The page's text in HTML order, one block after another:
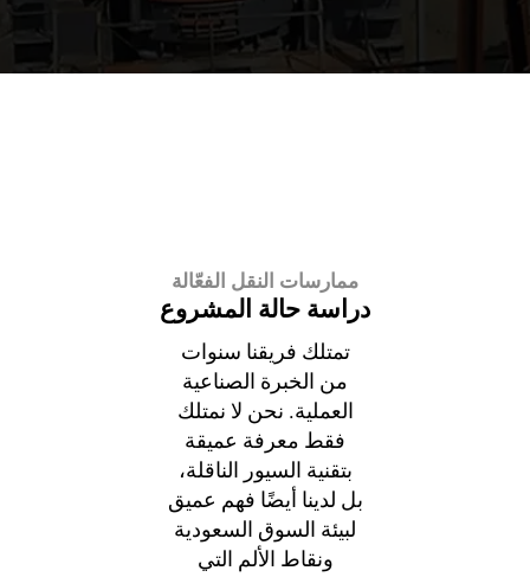
ممارسات النقل الفعّالة
دراسة حالة المشروع
تمتلك فريقنا سنوات
من الخبرة الصناعية
العملية. نحن لا نمتلك
فقط معرفة عميقة
بتقنية السيور الناقلة،
بل لدينا أيضًا فهم عميق
لبيئة السوق السعودية
ونقاط الألم التي
في كل متر — تثق بها الشركات
ناقلة ووصلات ساخنة في محطات الخلط